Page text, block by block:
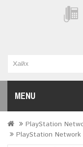
MENU
PlayStation
PlayStation Network